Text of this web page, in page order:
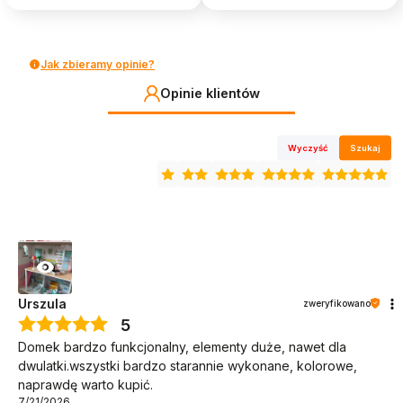
stół
Szerokość domku: 74 cm
Głębokość: 35 cm
Ogródek: 40 cm x 34 cm x 14 cm
Szerokość razem z ogródkiem: 114 cm
waga domku: ~18,5 kg
Jak zbieramy opinie?
Opinie klientów
Wyczyść Szukaj
Urszula zweryfikowano
5
Domek bardzo funkcjonalny, elementy duże, nawet dla
dwulatki.wszystki bardzo starannie wykonane, kolorowe,
naprawdę warto kupić.Zapisz się na newsletter i